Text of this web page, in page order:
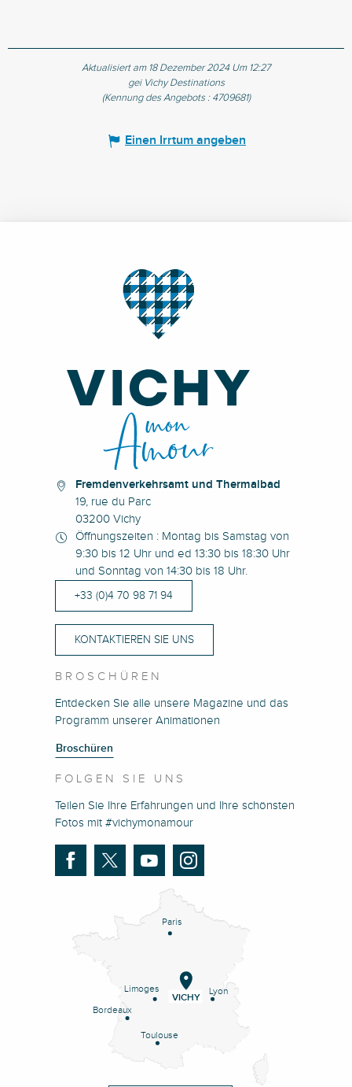
Aktualisiert am 18 Dezember 2024 Um 12:27
gei Vichy Destinations
(Kennung des Angebots : 4709681)
Einen Irrtum angeben
Fremdenverkehrsamt und Thermalbad
19, rue du Parc
03200 Vichy
Öffnungszeiten : Montag bis Samstag von
9:30 bis 12 Uhr und ed 13:30 bis 18:30 Uhr
und Sonntag von 14:30 bis 18 Uhr.
+33 (0)4 70 98 71 94
KONTAKTIEREN SIE UNS
BROSCHÜREN
Entdecken Sie alle unsere Magazine und das
Programm unserer Animationen
Broschüren
FOLGEN SIE UNS
Teilen Sie Ihre Erfahrungen und Ihre schönsten
Fotos mit #vichymonamour
Paris
Lyon
Limoges
Bordeaux
Toulouse
VICHY